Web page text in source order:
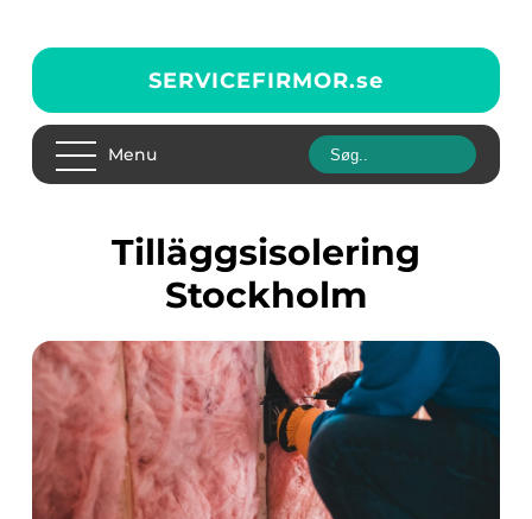
SERVICEFIRMOR.se
Menu
tilläggsisolering
Stockholm